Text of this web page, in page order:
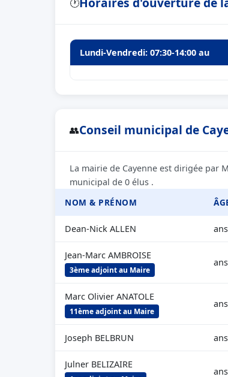
🕐
Lundi-Vendredi: 07:30-14:00 au
👥Conseil municipal de
La mairie de Cayenne est dirigée par
municipal de 0 élus .
NOM & PRÉNOM
Dean-Nick ALLEN ans
Jean-Marc AMBROISE
3ème adjoint au Maire
ans
Marc Olivier ANATOLE
11ème adjoint au Maire
ans
Joseph BELBRUN ans
Julner BELIZAIRE
ans